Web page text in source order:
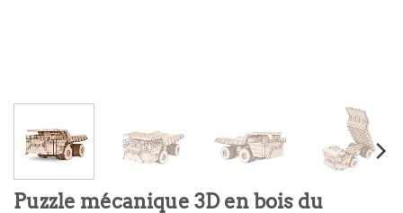
Puzzle mécanique 3D en bois du